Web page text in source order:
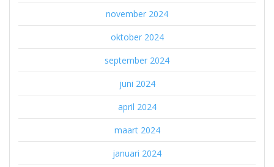
november 2024
oktober 2024
september 2024
juni 2024
april 2024
maart 2024
januari 2024